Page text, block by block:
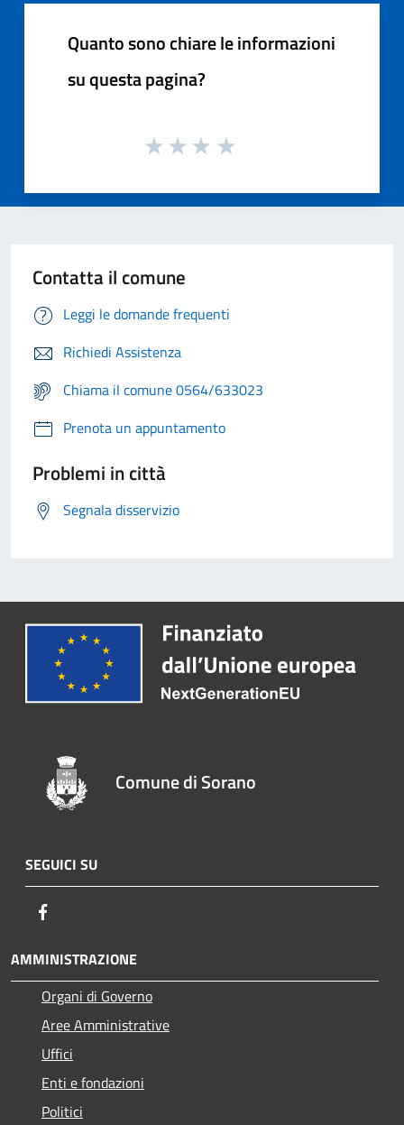
Quanto sono chiare le informazioni
su questa pagina?
Contatta il comune
Leggi le domande frequenti
Richiedi Assistenza
Chiama il comune 0564/633023
Prenota un appuntamento
Problemi in città
Segnala disservizio
Comune di Sorano
SEGUICI SU
AMMINISTRAZIONE
Organi di Governo
Aree Amministrative
Uffici
Enti e fondazioni
Politici